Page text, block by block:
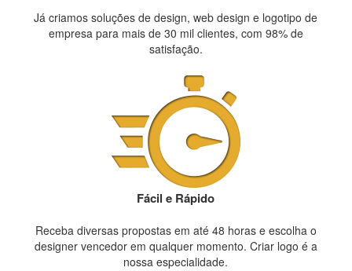
Já criamos soluções de design, web design e logotipo de
empresa para mais de 30 mil clientes, com 98% de
satisfação.
Fácil e Rápido
Receba diversas propostas em até 48 horas e escolha o
designer vencedor em qualquer momento. Criar logo é a
nossa especialidade.